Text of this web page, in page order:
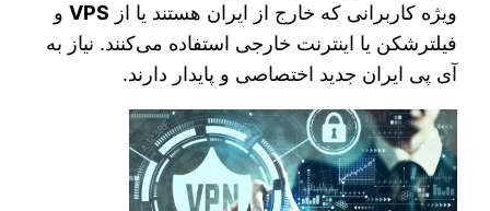
ویژه کاربرانی که خارج از ایران هستند یا از VPS و
فیلترشکن یا اینترنت خارجی استفاده می‌کنند. نیاز به
آی‌ پی ایران جدید اختصاصی و پایدار دارند.